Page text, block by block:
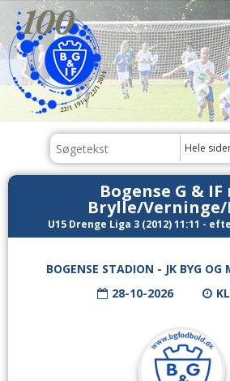
Hele
Bogense G & IF
Brylle/
U15 Drenge Liga 3 (2012) 11:11 -
BOGENSE STADION - JK BYG OG
28-10-2026